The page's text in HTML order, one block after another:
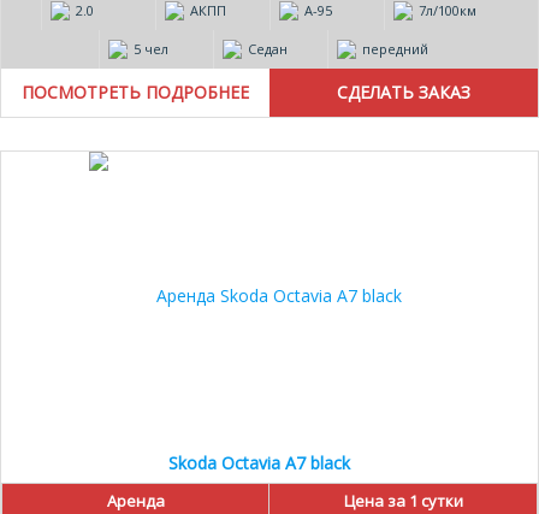
2.0 АКПП А-95 7л/100км
5 чел Седан передний
ПОСМОТРЕТЬ ПОДРОБНЕЕ
Skoda Octavia A7 black
Аренда
Цена за 1 сутки